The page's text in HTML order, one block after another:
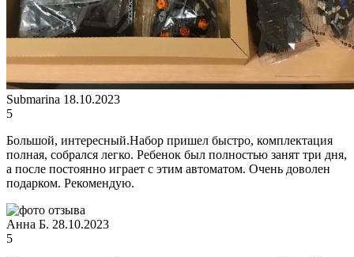
Submarina 18.10.2023
5
Большой, интересный.Набор пришел быстро, комплектация
полная, собрался легко. Ребенок был полностью занят три дня,
а после постоянно играет с этим автоматом. Очень доволен
подарком. Рекомендую.
Анна Б. 28.10.2023
5